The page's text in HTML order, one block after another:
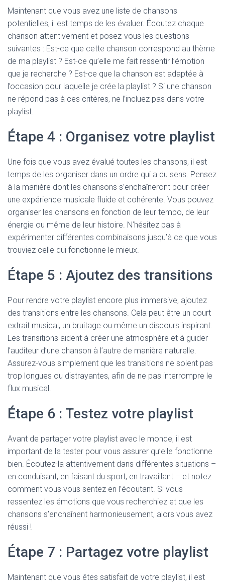
Maintenant que vous avez une liste de chansons
potentielles, il est temps de les évaluer. Écoutez chaque
chanson attentivement et posez-vous les questions
suivantes : Est-ce que cette chanson correspond au thème
de ma playlist ? Est-ce qu’elle me fait ressentir l’émotion
que je recherche ? Est-ce que la chanson est adaptée à
l’occasion pour laquelle je crée la playlist ? Si une chanson
ne répond pas à ces critères, ne l’incluez pas dans votre
playlist.
Étape 4 : Organisez votre playlist
Une fois que vous avez évalué toutes les chansons, il est
temps de les organiser dans un ordre qui a du sens. Pensez
à la manière dont les chansons s’enchaîneront pour créer
une expérience musicale fluide et cohérente. Vous pouvez
organiser les chansons en fonction de leur tempo, de leur
énergie ou même de leur histoire. N’hésitez pas à
expérimenter différentes combinaisons jusqu’à ce que vous
trouviez celle qui fonctionne le mieux.
Étape 5 : Ajoutez des transitions
Pour rendre votre playlist encore plus immersive, ajoutez
des transitions entre les chansons. Cela peut être un court
extrait musical, un bruitage ou même un discours inspirant.
Les transitions aident à créer une atmosphère et à guider
l’auditeur d’une chanson à l’autre de manière naturelle.
Assurez-vous simplement que les transitions ne soient pas
trop longues ou distrayantes, afin de ne pas interrompre le
flux musical.
Étape 6 : Testez votre playlist
Avant de partager votre playlist avec le monde, il est
important de la tester pour vous assurer qu’elle fonctionne
bien. Écoutez-la attentivement dans différentes situations –
en conduisant, en faisant du sport, en travaillant – et notez
comment vous vous sentez en l’écoutant. Si vous
ressentez les émotions que vous recherchiez et que les
chansons s’enchaînent harmonieusement, alors vous avez
réussi !
Étape 7 : Partagez votre playlist
Maintenant que vous êtes satisfait de votre playlist, il est